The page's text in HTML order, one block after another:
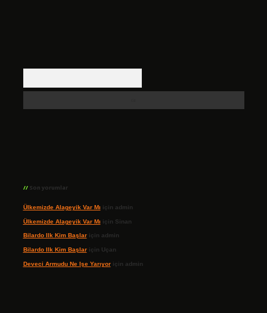
Son yorumlar
Ülkemizde Alageyik Var Mı için admin
Ülkemizde Alageyik Var Mı için Sinan
Bilardo Ilk Kim Başlariçin admin
Bilardo Ilk Kim Başlariçin Uçan
Deveci Armudu Ne Işe Yarıyoriçin admin